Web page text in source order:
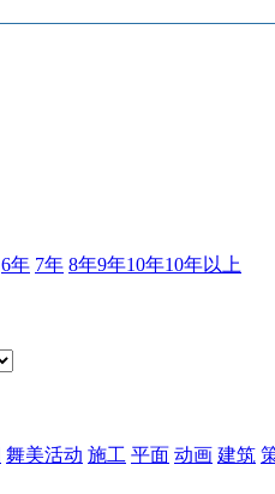
6年 7年 8年9年10年10年以上
舞美活动 施工 平面 动画 建筑